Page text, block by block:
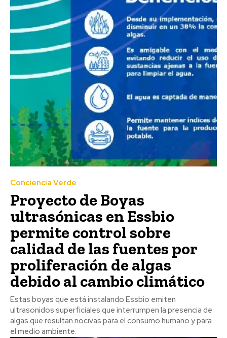
Conciencia Verde
Proyecto de Boyas
ultrasónicas en Essbio
permite control sobre
calidad de las fuentes por
proliferación de algas
debido al cambio climático
Estas boyas que está instalando Essbio emiten
ultrasonidos superficiales que interrumpen la presencia de
algas que resultan nocivas para el consumo humano y para
el medio ambiente.